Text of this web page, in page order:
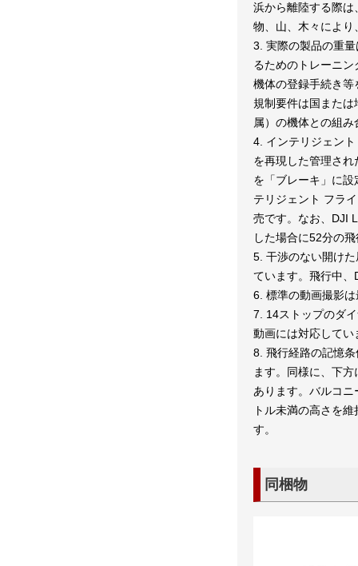
浜から離陸する際
物、山、木々によ
3. 実際の製品の重
るためのトレーニ
機体の登録手続き
規制要件は国また
属）の機体との組
4. インテリジェン
を再現した管理さ
を「ブレーキ」に
テリジェント フラ
売です。なお、DJI
した場合に52分の
5. 干渉のない開け
ています。飛行中
6. 標準の動画撮影
7. 14ストップのダ
動画には対応してい
8. 飛行経路の記憶
ます。同様に、下
あります。バルコ
トル未満の高さを
す。
同梱物